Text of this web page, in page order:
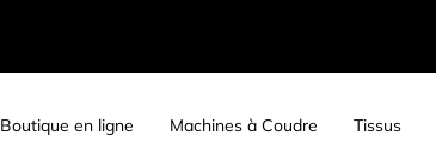
Boutique en ligne Machines à Coudre Tissus